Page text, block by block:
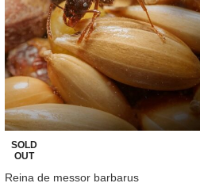
SOLD
OUT
Reina de messor barbarus